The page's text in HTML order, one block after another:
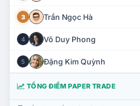
3 Trần Ngọc Hà
4 Võ Duy Phong
5 Đặng Kim Quỳnh
TỔNG ĐIỂM PAPER TRADE